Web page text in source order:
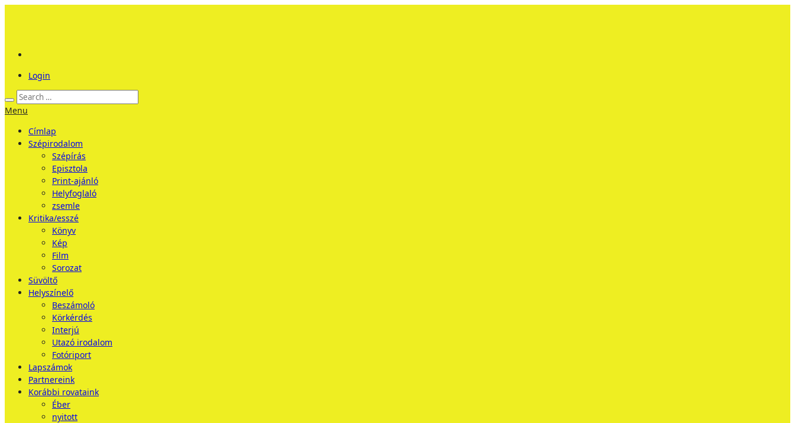
Login
Menu
Címlap
Szépirodalom
Szépírás
Episztola
Print-ajánló
Helyfoglaló
zsemle
Kritika/esszé
Könyv
Kép
Film
Sorozat
Süvöltő
Helyszínelő
Beszámoló
Körkérdés
Interjú
Utazó irodalom
Fotóriport
Lapszámok
Partnereink
Korábbi rovataink
Éber
nyitott